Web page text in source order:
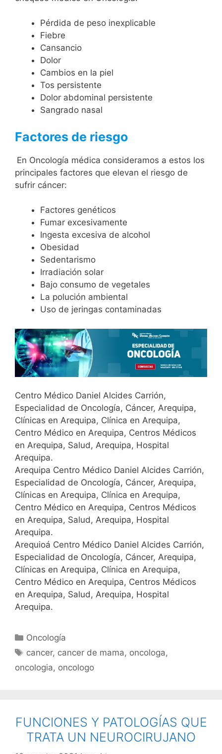
Pérdida de peso inexplicable
Fiebre
Cansancio
Dolor
Cambios en la piel
Tos persistente
Dolor abdominal persistente
Sangrado nasal
Factores de riesgo
En Oncología médica consideramos a estos los
principales factores que elevan el riesgo de
sufrir cáncer:
Factores genéticos
Fumar excesivamente
Ingesta excesiva de alcohol
Obesidad
Sedentarismo
Irradiación solar
Bajo consumo de vegetales
La polución ambiental
Uso de jeringas contaminadas
Centro Médico Daniel Alcides Carrión,
Especialidad de Oncología, Cáncer, Arequipa,
Clínicas en Arequipa, Clínica en Arequipa,
Centro Médico en Arequipa, Centros Médicos
en Arequipa, Salud, Arequipa, Hospital
Arequipa.
Arequipa Centro Médico Daniel Alcides Carrión,
Especialidad de Oncología, Cáncer, Arequipa,
Clínicas en Arequipa, Clínica en Arequipa,
Centro Médico en Arequipa, Centros Médicos
en Arequipa, Salud, Arequipa, Hospital
Arequipa.
Arequioá Centro Médico Daniel Alcides Carrión,
Especialidad de Oncología, Cáncer, Arequipa,
Clínicas en Arequipa, Clínica en Arequipa,
Centro Médico en Arequipa, Centros Médicos
en Arequipa, Salud, Arequipa, Hospital
Arequipa.
Oncología
cancer, cancer de mama, oncologa,
oncologia, oncologo
FUNCIONES Y PATOLOGÍAS QUE
TRATA UN NEUROCIRUJANO